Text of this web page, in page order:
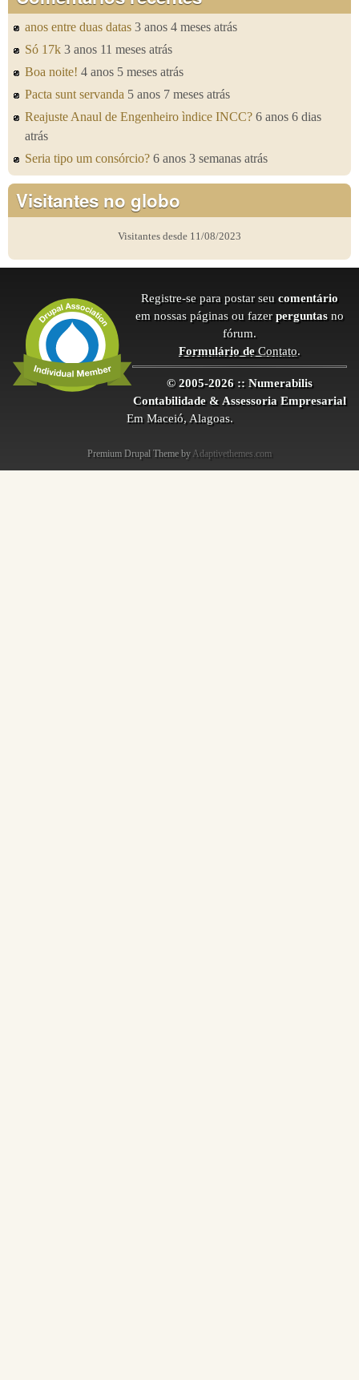
anos entre duas datas 3 anos 4 meses atrás
Só 17k 3 anos 11 meses atrás
Boa noite! 4 anos 5 meses atrás
Pacta sunt servanda 5 anos 7 meses atrás
Reajuste Anaul de Engenheiro ìndice INCC? 6 anos 6 dias
atrás
Seria tipo um consórcio? 6 anos 3 semanas atrás
Visitantes no globo
Visitantes desde 11/08/2023
Registre-se para postar seu comentário
em nossas páginas ou fazer perguntas no
fórum.
Formulário deContato.
© 2005-2026 :: Numerabilis
Contabilidade & Assessoria Empresarial
Em Maceió, Alagoas.
Premium Drupal Theme by Adaptivethemes.com